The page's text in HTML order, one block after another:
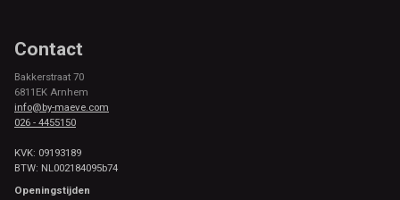
Contact
Bakkerstraat 70
6811EK Arnhem
info@by-maeve.com
026 - 4455150
KVK: 09193189
BTW: NL002184095b74
Openingstijden